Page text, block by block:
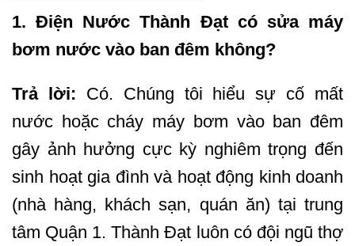
1. Điện Nước Thành Đạt có sửa máy
bơm nước vào ban đêm không?
Trả lời: Có. Chúng tôi hiểu sự cố mất
nước hoặc cháy máy bơm vào ban đêm
gây ảnh hưởng cực kỳ nghiêm trọng đến
sinh hoạt gia đình và hoạt động kinh doanh
(nhà hàng, khách sạn, quán ăn) tại trung
tâm Quận 1. Thành Đạt luôn có đội ngũ thợ